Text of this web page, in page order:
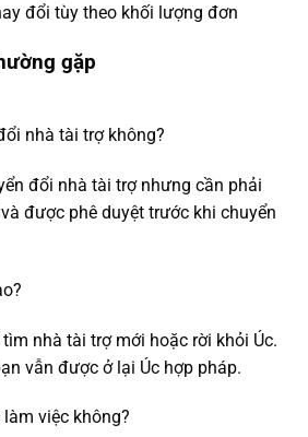
đổi tùy theo khối lượng đơn
gặp
nhà tài trợ không?
đổi nhà tài trợ nhưng cần phải
được phê duyệt trước khi chuyển
nhà tài trợ mới hoặc rời khỏi Úc.
vẫn được ở lại Úc hợp pháp.
việc không?